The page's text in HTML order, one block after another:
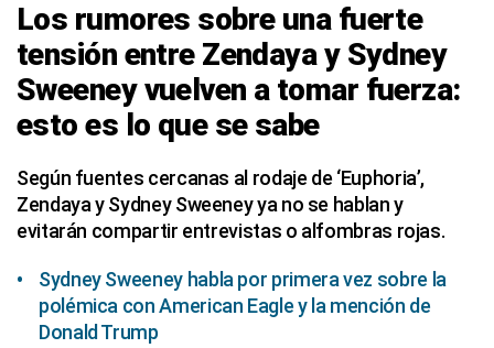
Los rumores sobre una fuerte
tensión entre Zendaya y Sydney
Sweeney vuelven a tomar fuerza:
esto es lo que se sabe
Según fuentes cercanas al rodaje de ‘Euphoria’,
Zendaya y Sydney Sweeney ya no se hablan y
evitarán compartir entrevistas o alfombras rojas.
Sydney Sweeney habla por primera vez sobre la
polémica con American Eagle y la mención de
Donald Trump